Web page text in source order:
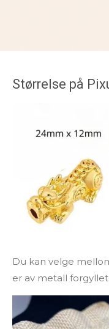
Størrelse på
Du kan velge
er av metall